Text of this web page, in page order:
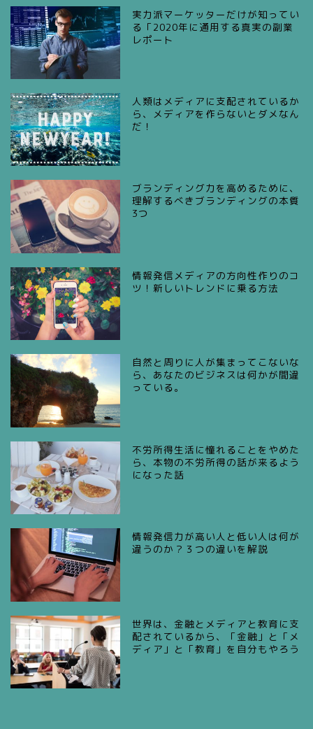
実力派マーケッターだけが知ってい
る「2020年に通用する真実の副業
レポート
人類はメディアに支配されているか
ら、メディアを作らないとダメなん
だ！
ブランディング力を高めるために、
理解するべきブランディングの本質
3つ
情報発信メディアの方向性作りのコ
ツ！新しいトレンドに乗る方法
自然と周りに人が集まってこないな
ら、あなたのビジネスは何かが間違
っている。
不労所得生活に憧れることをやめた
ら、本物の不労所得の話が来るよう
になった話
情報発信力が高い人と低い人は何が
違うのか？３つの違いを解説
世界は、金融とメディアと教育に支
配されているから、「金融」と「メ
ディア」と「教育」を自分もやろう